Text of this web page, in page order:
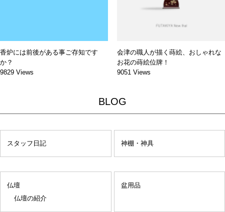
香炉には前後がある事ご存知です
か？
9829 Views
会津の職人が描く蒔絵、おしゃれな
お花の蒔絵位牌！
9051 Views
BLOG
スタッフ日記 神棚・神具
仏壇
仏壇の紹介
盆用品